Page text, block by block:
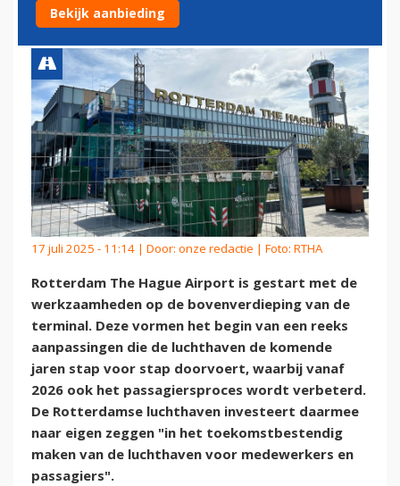
VERBOUWING VAN TERMINAL
17 juli 2025 - 11:14 | Door: onze redactie | Foto: RTHA
Rotterdam The Hague Airport is gestart met de
werkzaamheden op de bovenverdieping van de
terminal. Deze vormen het begin van een reeks
aanpassingen die de luchthaven de komende
jaren stap voor stap doorvoert, waarbij vanaf
2026 ook het passagiersproces wordt verbeterd.
De Rotterdamse luchthaven investeert daarmee
naar eigen zeggen "in het toekomstbestendig
maken van de luchthaven voor medewerkers en
passagiers".
Bekijk aanbieding